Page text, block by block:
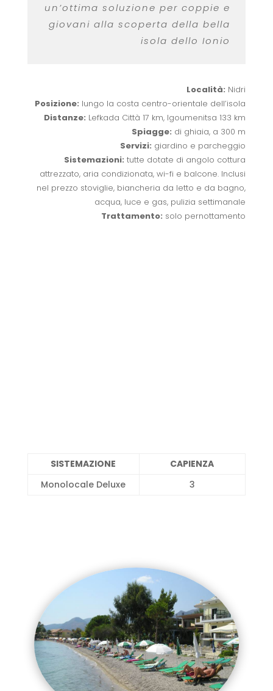
un’ottima soluzione per coppie e
giovani alla scoperta della bella
isola dello Ionio
Località: Nidri
Posizione: lungo la costa centro-orientale dell’isola
Distanze: Lefkada Città 17 km, Igoumenitsa 133 km
Spiagge: di ghiaia, a 300 m
Servizi: giardino e parcheggio
Sistemazioni: tutte dotate di angolo cottura
attrezzato, aria condizionata, wi-fi e balcone. Inclusi
nel prezzo stoviglie, biancheria da letto e da bagno,
acqua, luce e gas, pulizia settimanale
Trattamento: solo pernottamento
SISTEMAZIONE
CAPIENZA
Monolocale Deluxe
3